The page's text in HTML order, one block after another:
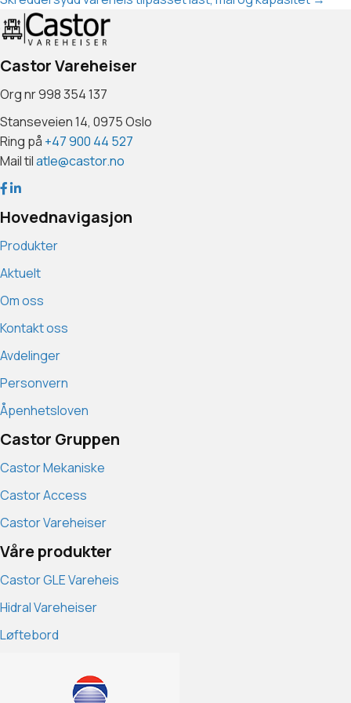
navigation
Castor Vareheiser
Org nr 998 354 137
Stanseveien 14, 0975 Oslo
Ring på +47 900 44 527
Mail tilatle@castor.no
Hovednavigasjon
Produkter
Aktuelt
Om oss
Kontakt oss
Avdelinger
Personvern
Åpenhetsloven
Castor Gruppen
Castor Mekaniske
Castor Access
Castor Vareheiser
Våre produkter
Castor GLE Vareheis
Hidral Vareheiser
Løftebord